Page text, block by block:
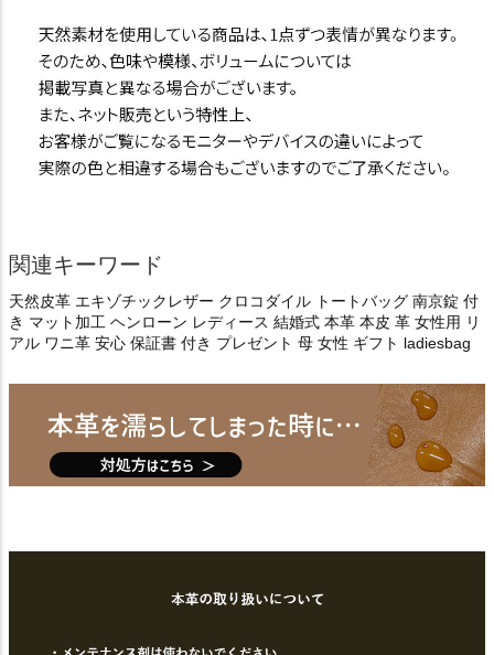
関連キーワード
天然皮革 エキゾチックレザー クロコダイル トートバッグ 南京錠 付
き マット加工 ヘンローン レディース 結婚式 本革 本皮 革 女性用 リ
アル ワニ革 安心 保証書 付き プレゼント 母 女性 ギフト ladiesbag